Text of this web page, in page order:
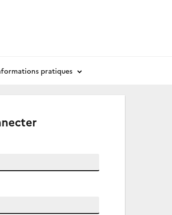
pratiques